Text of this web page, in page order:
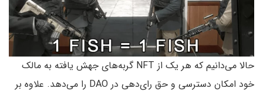
حالا می‌دانیم که هر یک از NFT گربه‌های جهش یافته به مالک
خود امکان دسترسی و حق رای‌دهی در DAO‌ را می‌دهد. علاوه بر